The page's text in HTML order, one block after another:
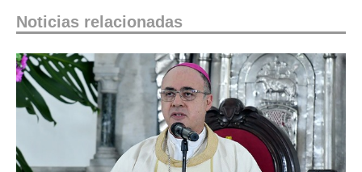
Noticias relacionadas